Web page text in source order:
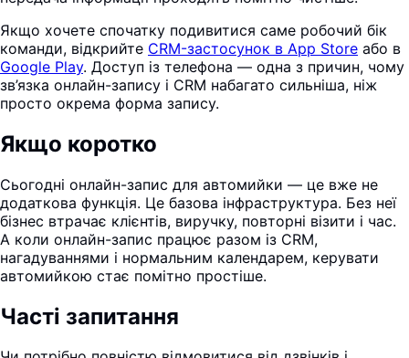
Якщо хочете спочатку подивитися саме робочий бік
команди, відкрийте CRM-застосунок в App Store або в
Google Play. Доступ із телефона — одна з причин, чому
зв’язка онлайн-запису і CRM набагато сильніша, ніж
просто окрема форма запису.
Якщо коротко
Сьогодні онлайн-запис для автомийки — це вже не
додаткова функція. Це базова інфраструктура. Без неї
бізнес втрачає клієнтів, виручку, повторні візити і час.
А коли онлайн-запис працює разом із CRM,
нагадуваннями і нормальним календарем, керувати
автомийкою стає помітно простіше.
Часті запитання